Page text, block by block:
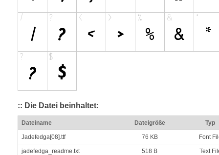
:: Die Datei beinhaltet:
Dateiname Dateigröße Typ
Jadefedga[08].ttf 76 KB Font
jadefedga_readme.txt 518 B Text